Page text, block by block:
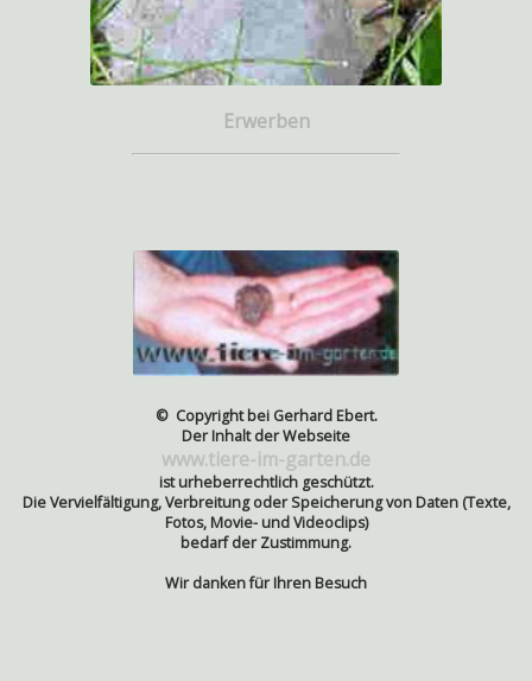
Erwerben
© Copyright bei Gerhard Ebert.
Der Inhalt der Webseite
www.tiere-im-garten.de
ist urheberrechtlich geschützt.
Die Vervielfältigung, Verbreitung oder Speicherung von Daten (Texte,
Fotos, Movie- und Videoclips)
bedarf der Zustimmung.
Wir danken für Ihren Besuch